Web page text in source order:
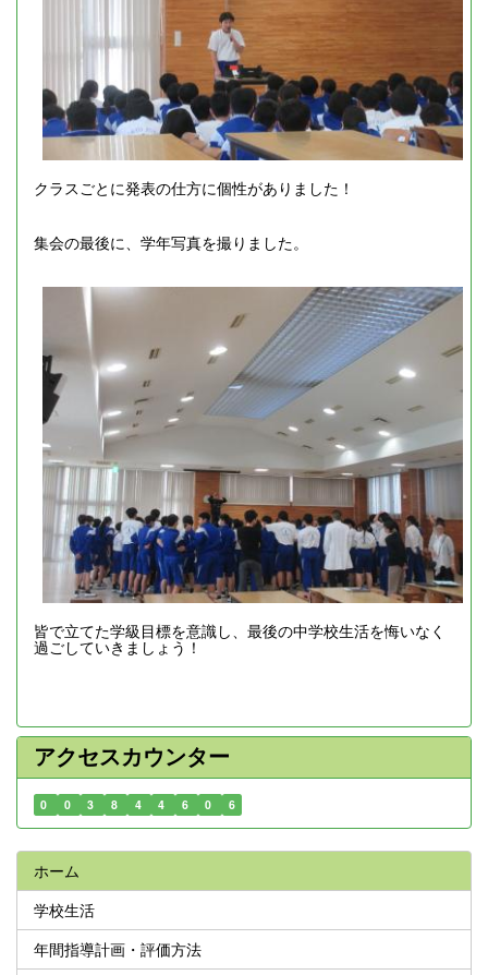
クラスごとに発表の仕方に個性がありました！
集会の最後に、学年写真を撮りました。
皆で立てた学級目標を意識し、最後の中学校生活を悔いなく
過ごしていきましょう！
アクセスカウンター
0 0 3 8 4 4 6 0 6
ホーム
学校生活
年間指導計画・評価方法